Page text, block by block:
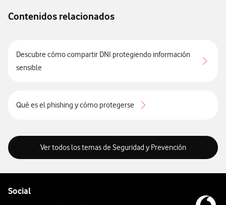
Contenidos relacionados
Descubre cómo compartir DNI protegiendo información
sensible
Qué es el phishing y cómo protegerse
Ver todos los temas de Seguridad y Prevención
Social